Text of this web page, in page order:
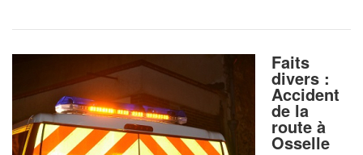
Faits
divers :
Accident
de la
route à
Osselle